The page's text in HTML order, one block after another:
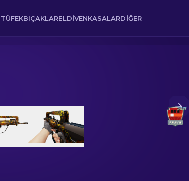
BIÇAKLARELDIVENKASALARDIĞER